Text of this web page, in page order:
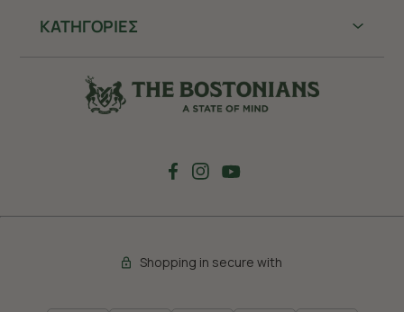
ΚΑΤΗΓΟΡΙΕΣ
Shopping in secure with